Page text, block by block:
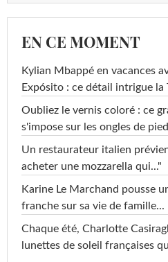
EN CE MOMENT
Kylian Mbappé en vacances
Expósito : ce détail intrigue la
Oubliez le vernis coloré : ce
s'impose sur les ongles de
Un restaurateur italien
acheter une mozzarella qui..."
Karine Le Marchand pousse
franche sur sa vie de famille...
Chaque été, Charlotte
lunettes de soleil françaises